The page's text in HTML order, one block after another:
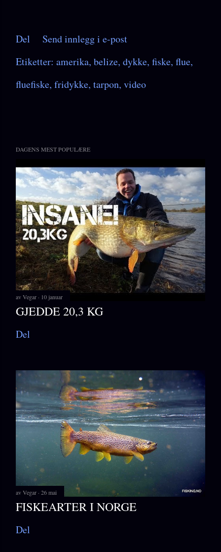
Del
Send innlegg i e-post
Etiketter: amerika belize dykke fiske flue
fluefiske fridykke tarpon video
DAGENS MEST POPULÆRE
avVegar 10 januar
GJEDDE 20,3 KG
Del
avVegar 26 mai
FISKEARTER I NORGE
Del